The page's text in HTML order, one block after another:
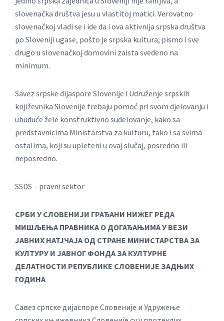
slovenačka društva jesu u vlastitoj matici. Verovatno
slovenačkoj vladi se i ide da i ova aktivnija srpska društva
po Sloveniji ugase, pošto je srpska kultura, pismo i sve
drugo u slovenačkoj domovini zaista svedeno na
minimum.
Savez srpske dijaspore Slovenije i Udruženje srpskih
književnika Slovenije trebaju pomoć pri svom djelovanju i
ubuduće žele konstruktivno sudelovanje, kako sa
predstavnicima Ministarstva za kulturu, tako i sa svima
ostalima, koji su upleteni u ovaj slučaj, posredno ili
neposredno.
SSDS – pravni sektor
СРБИ У СЛОВЕНИЈИ ГРАЂАНИ НИЖЕГ РЕДА
МИШЉЕЊА ПРАВНИКА О ДОГАЂАЊИМА У ВЕЗИ
ЈАВНИХ НАТЈЧАЈА ОД СТРАНЕ МИНИСТАРСТВА ЗА
КУЛТУРУ И ЈАВНОГ ФОНДА ЗА КУЛТУРНЕ
ДЕЛАТНОСТИ РЕПУБЛИКЕ СЛОВЕНИЈЕ ЗАДЊИХ
ГОДИНА
Савез српске дијаспоре Словеније и Удружење